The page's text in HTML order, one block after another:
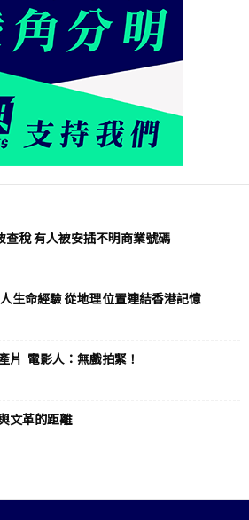
稅 有人被安插不明商業號碼
生命經驗 從地理位置連結香港記憶
片 電影人：無戲拍緊！
文革的距離